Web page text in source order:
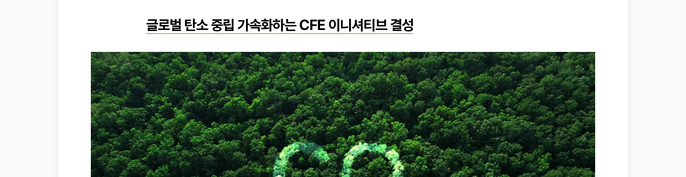
글로벌 탄소 중립 가속화하는 CFE 이니셔티브 결성